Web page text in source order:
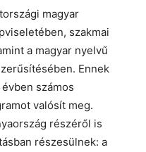
magyar
szakmai
a magyar nyelvű
Ennek
számos
valósít meg.
részéről is
részesülnek: a